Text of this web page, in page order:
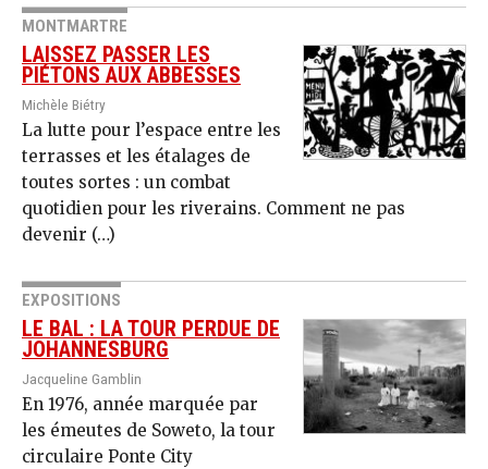
MONTMARTRE
LAISSEZ PASSER LES
PIÉTONS AUX ABBESSES
Michèle Biétry
La lutte pour l’espace entre les
terrasses et les étalages de
toutes sortes : un combat
quotidien pour les riverains. Comment ne pas
devenir (…)
EXPOSITIONS
LE BAL : LA TOUR PERDUE DE
JOHANNESBURG
Jacqueline Gamblin
En 1976, année marquée par
les émeutes de Soweto, la tour
circulaire Ponte City